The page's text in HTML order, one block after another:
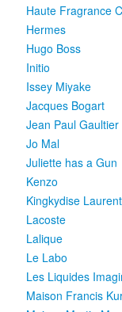
Haute Fragrance
Hermes
Hugo Boss
Initio
Issey Miyake
Jacques Bogart
Jean Paul Gaultier
Jo Mal
Juliette has a Gun
Kenzo
Kingkydise Laurent
Lacoste
Lalique
Le Labo
Les Liquides
Maison Francis